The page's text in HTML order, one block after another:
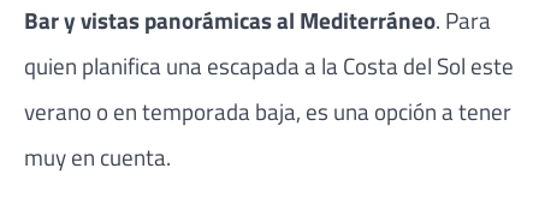
Bar y vistas panorámicas al Mediterráneo. Para
quien planifica una escapada a la Costa del Sol este
verano o en temporada baja, es una opción a tener
muy en cuenta.